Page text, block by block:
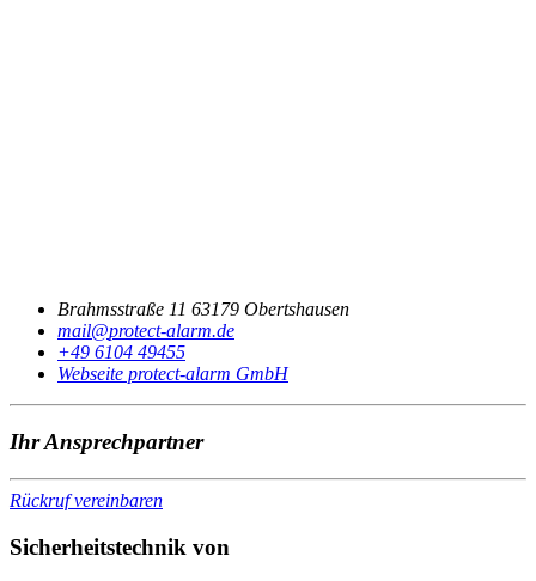
Brahmsstraße 11 63179 Obertshausen
ed.mrala-tcetorp
@liam
+49 6104 49455
Webseite protect-alarm GmbH
Ihr Ansprechpartner
Rückruf vereinbaren
Sicherheitstechnik von